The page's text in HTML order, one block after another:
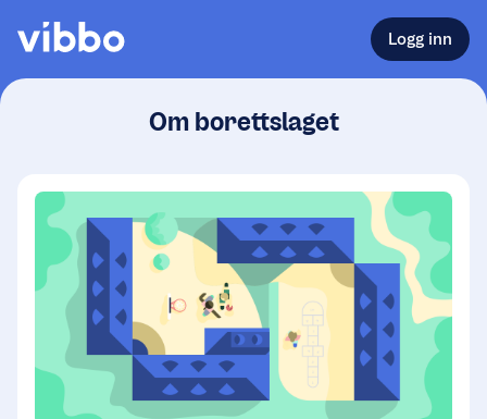
Logg inn
Om borettslaget